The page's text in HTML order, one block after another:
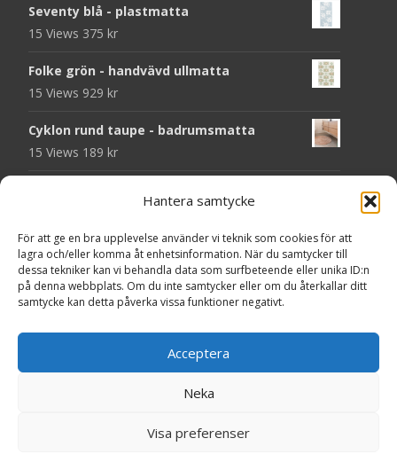
Hantera samtycke
För att ge en bra upplevelse använder vi teknik som cookies för att
lagra och/eller komma åt enhetsinformation. När du samtycker till
dessa tekniker kan vi behandla data som surfbeteende eller unika ID:n
på denna webbplats. Om du inte samtycker eller om du återkallar ditt
samtycke kan detta påverka vissa funktioner negativt.
Acceptera
Neka
Visa preferenser
Seventy blå - plastmatta
15 Views 375 kr
Folke grön - handvävd ullmatta
15 Views 929 kr
Cyklon rund taupe - badrumsmatta
15 Views 189 kr
Seventy grå - plastmatta
14 Views375kr
Välkommen - dörrmatta i kokos
14 Views199kr
Seventy beige - plastmatta
Powered by WordPress, Themei-craftby TemplatesNext.